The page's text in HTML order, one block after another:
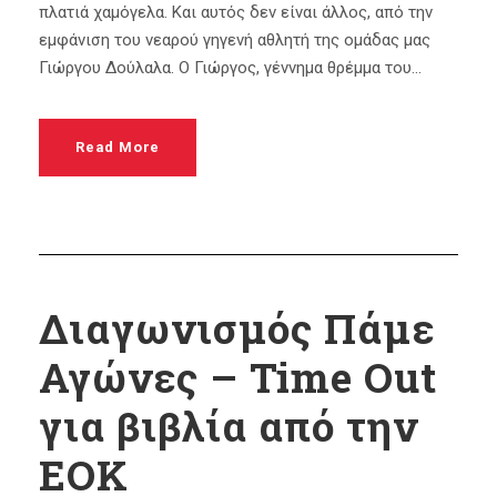
πλατιά χαμόγελα. Και αυτός δεν είναι άλλος, από την
εμφάνιση του νεαρού γηγενή αθλητή της ομάδας μας
Γιώργου Δούλαλα. Ο Γιώργος, γέννημα θρέμμα του...
Read More
Διαγωνισμός Πάμε
Αγώνες – Time Out
για βιβλία από την
ΕΟΚ